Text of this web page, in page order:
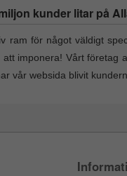
kunder litar på
ram för något väldigt
imponera! Vårt
vår websida blivit